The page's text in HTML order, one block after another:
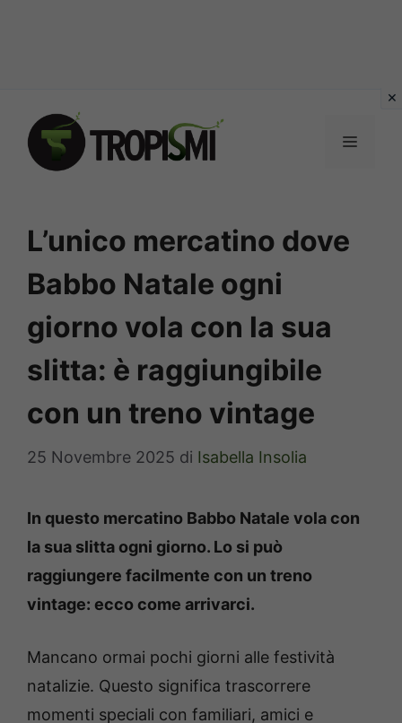
contenuto
MENU
L’unico mercatino dove
Babbo Natale ogni
giorno vola con la sua
slitta: è raggiungibile
con un treno vintage
25 Novembre 2025 di Isabella Insolia
In questo mercatino Babbo Natale vola con
la sua slitta ogni giorno. Lo si può
raggiungere facilmente con un treno
vintage: ecco come arrivarci.
Mancano ormai pochi giorni alle festività
natalizie. Questo significa trascorrere
momenti speciali con familiari, amici e